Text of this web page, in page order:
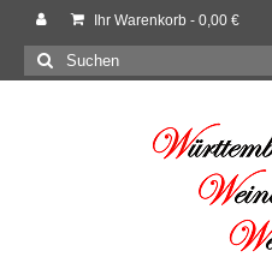
Ihr Warenkorb - 0,00 €
Suchen
nach: